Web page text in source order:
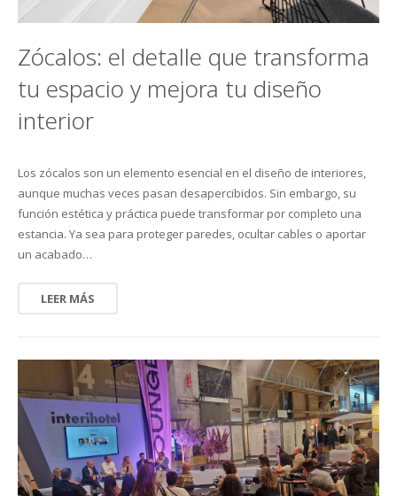
Zócalos: el detalle que transforma
tu espacio y mejora tu diseño
interior
Los zócalos son un elemento esencial en el diseño de interiores,
aunque muchas veces pasan desapercibidos. Sin embargo, su
función estética y práctica puede transformar por completo una
estancia. Ya sea para proteger paredes, ocultar cables o aportar
un acabado…
LEER MÁS